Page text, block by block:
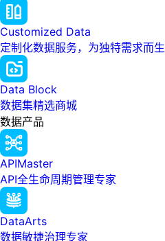
Customized Data
定制化数据服务，为独特需求而生
Data Block
数据集精选商城
数据产品
APIMaster
API全生命周期管理专家
DataArts
数据敏捷治理专家